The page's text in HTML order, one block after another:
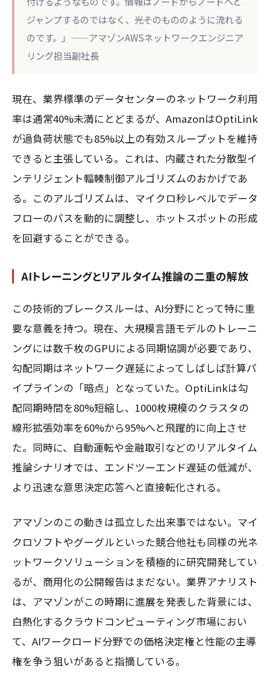
ジャンプするのではなく、光そのもののように流れる
のです。」——アマゾンAWSネットワークエンジニア
リング担当副社長
現在、業界標準のデータセンターのネットワーク利用
率は通常40%未満にとどまるが、AmazonはOptiLink
が過負荷状態でも85%以上の有効スループットを維持
できると主張している。これは、内蔵された分散型イ
ンテリジェント輻輳制御アルゴリズムのおかげであ
る。このアルゴリズムは、マイクロ秒レベルでデータ
フローのパスを動的に調整し、ホットスポットの形成
を回避することができる。
AIトレーニングとリアルタイム推論の二重の解放
この技術的ブレークスルーは、AI分野にとって特に重
要な意義を持つ。現在、大規模言語モデルのトレーニ
ングには数千枚のGPUによる同期協調が必要であり、
勾配同期はネットワーク遅延によってしばしば計算パ
イプラインの「暗点」となっていた。OptiLinkは勾
配同期時間を80%短縮し、1000枚規模のクラスタの
線形拡張効率を60%から95%へと飛躍的に向上させ
た。同時に、自動運転や金融取引などのリアルタイム
推論シナリオでは、エンドツーエンド遅延の低減が、
より迅速な意思決定応答へと直接転化される。
アマゾンのこの動きは孤立した出来事ではない。マイ
クロソフトやグーグルといった競合他社も同様の光ネ
ットワークソリューションを積極的に研究開発してい
るが、商用化の公開報告はまだない。業界アナリスト
は、アマゾンがこの時期に進展を発表した背景には、
白熱化するクラウドコンピューティング市場におい
て、AIワークロード分野での価格決定権と性能の主導
権を争う狙いがあると指摘している。